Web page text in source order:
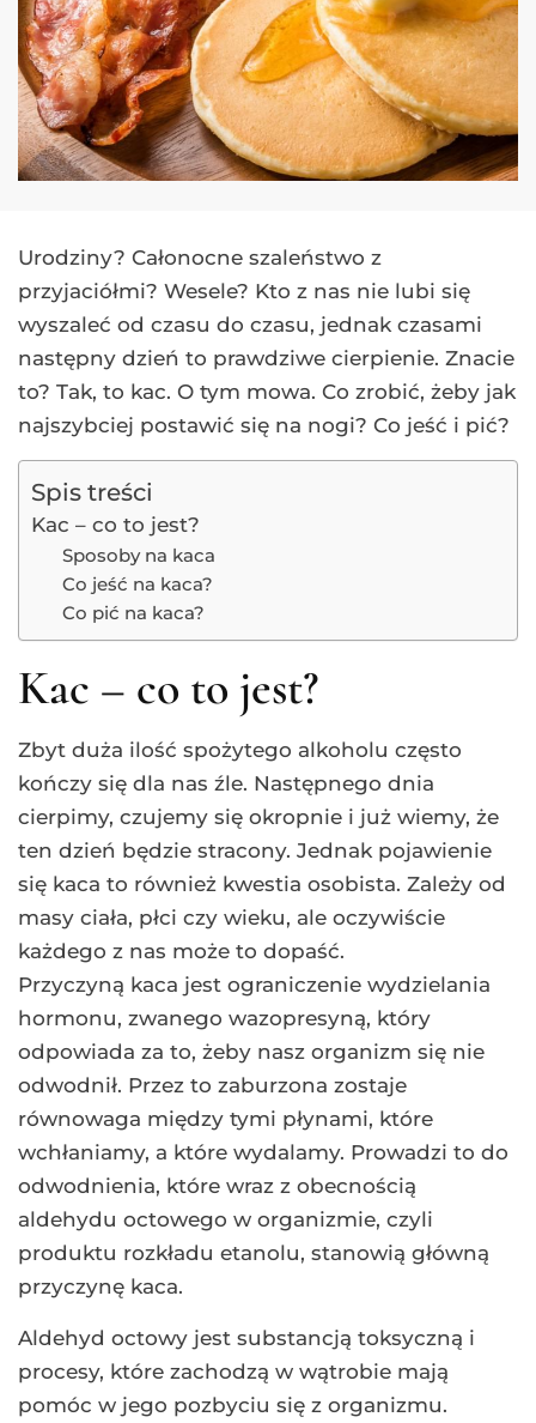
Urodziny? Całonocne szaleństwo z
przyjaciółmi? Wesele? Kto z nas nie lubi się
wyszaleć od czasu do czasu, jednak czasami
następny dzień to prawdziwe cierpienie. Znacie
to? Tak, to kac. O tym mowa. Co zrobić, żeby jak
najszybciej postawić się na nogi? Co jeść i pić?
Spis treści
Kac – co to jest?
Sposoby na kaca
Co jeść na kaca?
Co pić na kaca?
Kac – co to jest?
Zbyt duża ilość spożytego alkoholu często
kończy się dla nas źle. Następnego dnia
cierpimy, czujemy się okropnie i już wiemy, że
ten dzień będzie stracony. Jednak pojawienie
się kaca to również kwestia osobista. Zależy od
masy ciała, płci czy wieku, ale oczywiście
każdego z nas może to dopaść.
Przyczyną kaca jest ograniczenie wydzielania
hormonu, zwanego wazopresyną, który
odpowiada za to, żeby nasz organizm się nie
odwodnił. Przez to zaburzona zostaje
równowaga między tymi płynami, które
wchłaniamy, a które wydalamy. Prowadzi to do
odwodnienia, które wraz z obecnością
aldehydu octowego w organizmie, czyli
produktu rozkładu etanolu, stanowią główną
przyczynę kaca.
Aldehyd octowy jest substancją toksyczną i
procesy, które zachodzą w wątrobie mają
pomóc w jego pozbyciu się z organizmu.